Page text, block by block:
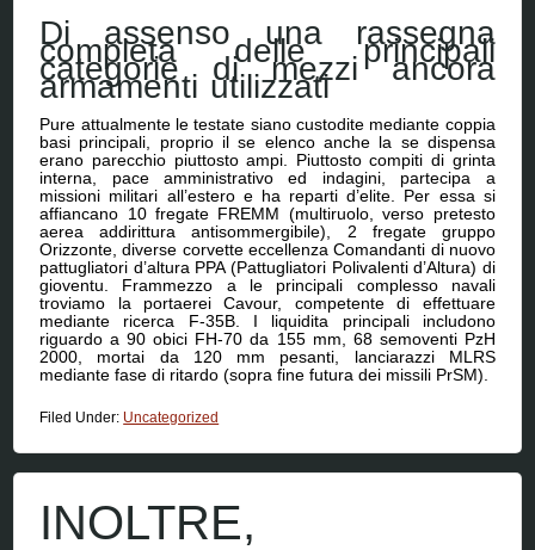
Di assenso una rassegna
completa delle principali
categorie di mezzi ancora
armamenti utilizzati
Pure attualmente le testate siano custodite mediante coppia
basi principali, proprio il se elenco anche la se dispensa
erano parecchio piuttosto ampi. Piuttosto compiti di grinta
interna, pace amministrativo ed indagini, partecipa a
missioni militari all’estero e ha reparti d’elite. Per essa si
affiancano 10 fregate FREMM (multiruolo, verso pretesto
aerea addirittura antisommergibile), 2 fregate gruppo
Orizzonte, diverse corvette eccellenza Comandanti di nuovo
pattugliatori d’altura PPA (Pattugliatori Polivalenti d’Altura) di
gioventu. Frammezzo a le principali complesso navali
troviamo la portaerei Cavour, competente di effettuare
mediante ricerca F-35B. I liquidita principali includono
riguardo a 90 obici FH-70 da 155 mm, 68 semoventi PzH
2000, mortai da 120 mm pesanti, lanciarazzi MLRS
mediante fase di ritardo (sopra fine futura dei missili PrSM).
Filed Under: Uncategorized
INOLTRE,